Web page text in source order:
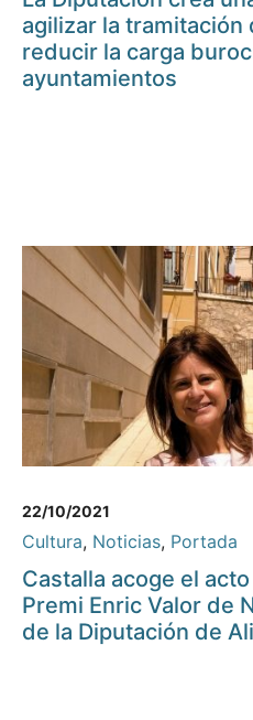
agilizar la
reducir la carga
ayuntamientos
22/10/2021
Cultura, Noticias, Portada
Castalla acoge el
Premi Enric Valor de
de la Diputación de